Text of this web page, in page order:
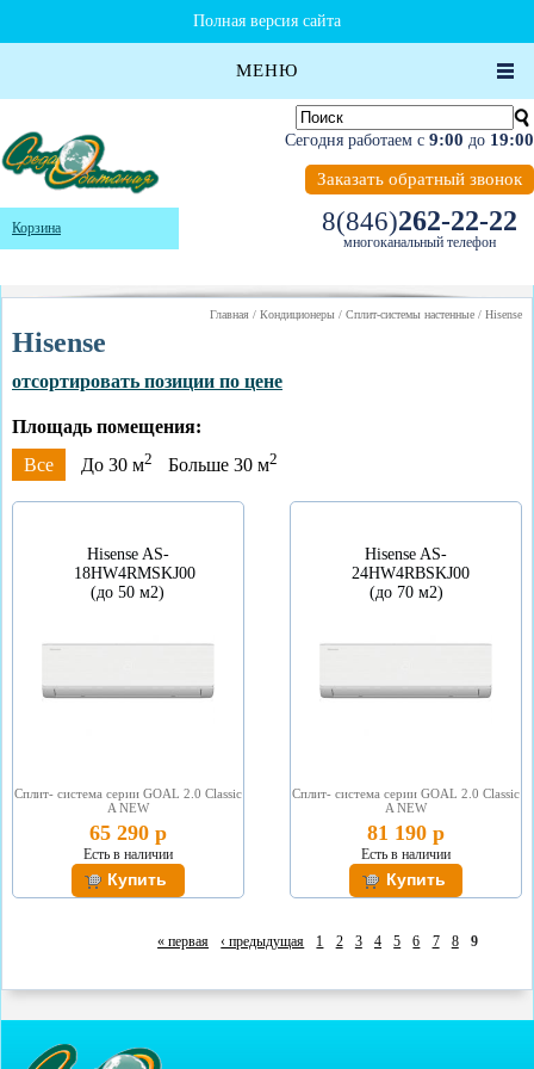
Полная версия сайта
МЕНЮ
Сегодня работаем с 9:00 до 19:00
Заказать обратный звонок
8(846)262-22-22
многоканальный телефон
Корзина
Главная / Кондиционеры / Сплит-системы настенные / Hisense
Hisense
отсортировать позиции по цене
Площадь помещения:
Все
До 30 м2 Больше 30 м2
Hisense AS-
18HW4RMSKJ00
(до 50 м2)
Сплит- система серии GOAL 2.0 Classic
A NEW
65 290 р
Есть в наличии
Hisense AS-
24HW4RВSKJ00
(до 70 м2)
Сплит- система серии GOAL 2.0 Classic
A NEW
81 190 р
Есть в наличии
« первая ‹ предыдущая 1 2 3 4 5 6 7 8 9